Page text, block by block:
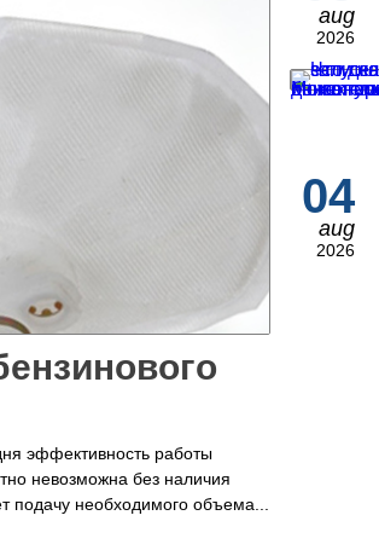
эффективность работы
невозможна без наличия
подачу необходимого объема...
aug
2026
04
aug
2026